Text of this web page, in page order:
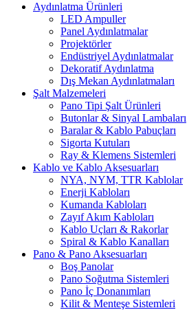
Aydınlatma Ürünleri
LED Ampuller
Panel Aydınlatmalar
Projektörler
Endüstriyel Aydınlatmalar
Dekoratif Aydınlatma
Dış Mekan Aydınlatmaları
Şalt Malzemeleri
Pano Tipi Şalt Ürünleri
Butonlar & Sinyal Lambaları
Baralar & Kablo Pabuçları
Sigorta Kutuları
Ray & Klemens Sistemleri
Kablo ve Kablo Aksesuarları
NYA, NYM, TTR Kablolar
Enerji Kabloları
Kumanda Kabloları
Zayıf Akım Kabloları
Kablo Uçları & Rakorlar
Spiral & Kablo Kanalları
Pano & Pano Aksesuarları
Boş Panolar
Pano Soğutma Sistemleri
Pano İç Donanımları
Kilit & Menteşe Sistemleri